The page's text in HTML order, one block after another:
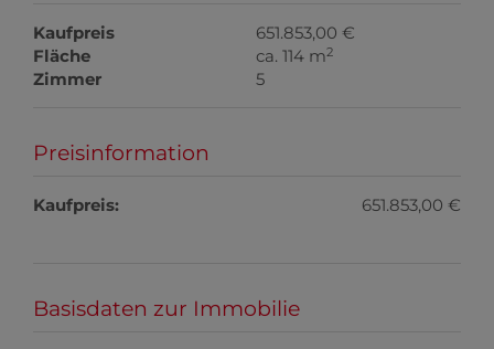
Kaufpreis
651.853,00 €
Fläche
ca. 114 m2
Zimmer 5
Preisinformation
Kaufpreis: 651.853,00 €
Basisdaten zur Immobilie